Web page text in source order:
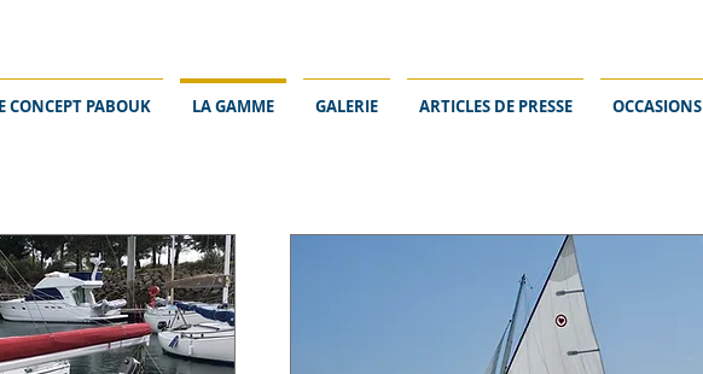
CONCEPT PABOUK LA GAMME GALERIE ARTICLES DE PRESSE OCCASIONS